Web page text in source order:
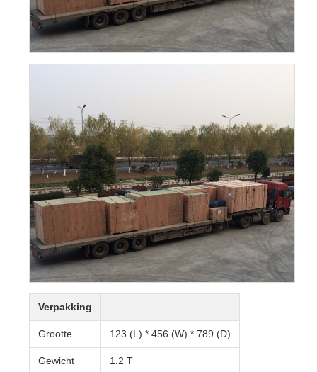
Verpakking
Grootte 123 (L) * 456 (W) * 789 (D)
Gewicht 1.2 T